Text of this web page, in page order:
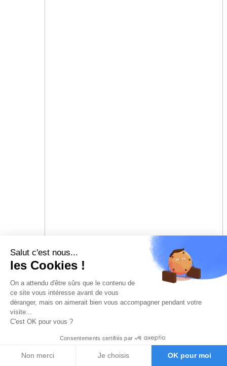
Salut c'est nous...
les Cookies !
On a attendu d'être sûrs que le contenu de
ce site vous intéresse avant de vous
déranger, mais on aimerait bien vous accompagner pendant votre
visite...
C'est OK pour vous ?
Consentements certifiés par
Non merci Je choisis OK pour moi